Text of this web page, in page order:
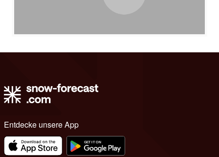
Entdecke unsere App